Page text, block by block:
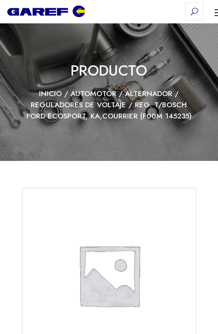
PRODUCTO
INICIO/AUTOMOTOR/ALTERNADOR/
REGULADORES DE VOLTAJE/ REG. T/BOSCH
FORD ECOSPORT, KA,COURRIER (F00M 145235)